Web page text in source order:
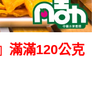
滿滿120公克